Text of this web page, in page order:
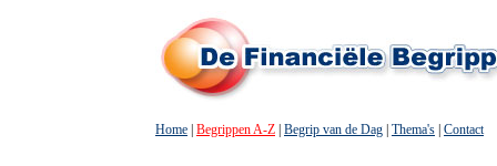
Home Begrippen A-Z Begrip van de Dag Thema's Contact